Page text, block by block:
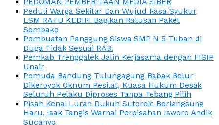
Peduli Warga Sekitar Dan Wujud Rasa Syukur,
LSM RATU KEDIRI Bagikan Ratusan Paket
Sembako
Pembuatan Panggung Siswa SMP N 5 Tuban di
Duga Tidak Sesuai RAB.
Pemkab Trenggalek Jalin Kerjasama dengan FISIP
Unair
Pemuda Bandung Tulungagung Babak Belur
Dikeroyok Oknum Pesilat, Kuasa Hukum Desak
Seluruh Pelaku Diproses Tanpa Tebang Pilih
Pisah Kenal Lurah Dukuh Sutorejo Berlangsung
Haru, Isak Tangis Warnai Perpisahan Isworo Andik
Sucahyo